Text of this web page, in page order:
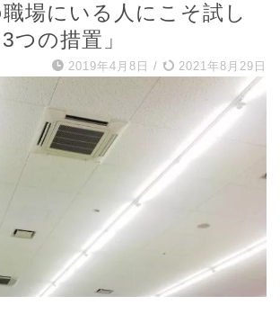
場にいる人にこそ試し
つの措置」
2019年4月8日 / 2021年8月29日